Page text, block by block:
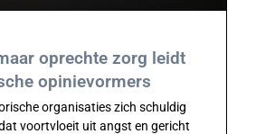
oprechte zorg leidt
opinievormers
organisaties zich schuldig
voortvloeit uit angst en gericht